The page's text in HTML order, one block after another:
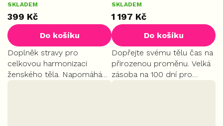
hodnocení
produktu
je
5,0
z
5
hvězdiček.
SKLADEM
399 Kč
Do košíku
Doplněk stravy pro
celkovou harmonizaci
ženského těla. Napomáhá
ke zdravým vlasům a pleti.
4x 100 ks
SKLADEM
1 197 Kč
Do košíku
Dopřejte svému tělu čas na
přirozenou proměnu. Velká
zásoba na 100 dní pro
systematické formování